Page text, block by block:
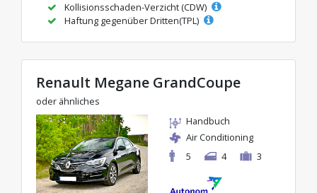
Kollisionsschaden-Verzicht (CDW)
Haftung gegenüber Dritten(TPL)
Renault Megane GrandCoupe
oder ähnliches
Handbuch
Air Conditioning
5
4 3